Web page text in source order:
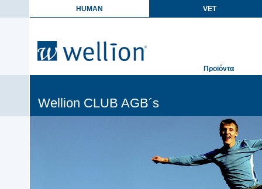
HUMAN VET
Προϊόντα
Wellion CLUB AGB´s